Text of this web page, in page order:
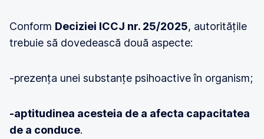
Conform Deciziei ICCJ nr. 25/2025, autoritățile
trebuie să dovedească două aspecte:
-prezența unei substanțe psihoactive în organism;
-aptitudinea acesteia de a afecta capacitatea
de a conduce.